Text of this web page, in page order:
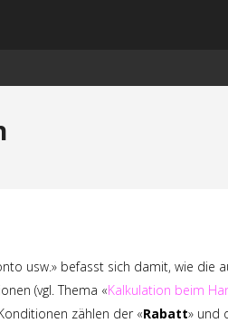
usw.» befasst sich damit, wie die
(vgl. Thema «Kalkulation beim
zählen der «Rabatt» und